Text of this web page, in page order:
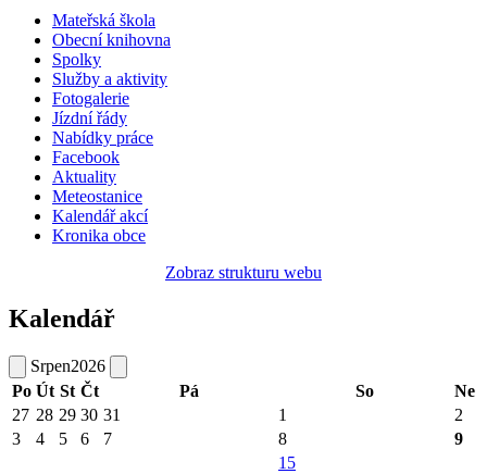
Mateřská škola
Obecní knihovna
Spolky
Služby a aktivity
Fotogalerie
Jízdní řády
Nabídky práce
Facebook
Aktuality
Meteostanice
Kalendář akcí
Kronika obce
Zobraz strukturu webu
Kalendář
Srpen2026
Po Út St Čt Pá So
Ne
27 28 29 30 31 1
2
3
4 5 6 7 8 9
15